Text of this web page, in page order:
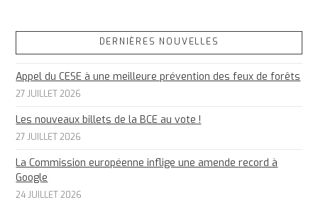
DERNIÈRES NOUVELLES
Appel du CESE à une meilleure prévention des feux de forêts
27 JUILLET 2026
Les nouveaux billets de la BCE au vote !
27 JUILLET 2026
La Commission européenne inflige une amende record à
Google
24 JUILLET 2026